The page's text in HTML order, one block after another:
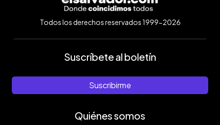
Todos los derechos reservados 1999-2026
Suscríbete al boletín
Suscribirme
Quiénes somos